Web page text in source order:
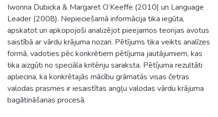
Iwonna Dubicka & Margaret O’Keeffe (2010) un Language
Leader (2008). Nepieciešamā informācija tika iegūta,
apskatot un apkopojoši analizējot pieejamos teorijas avotus
saistībā ar vārdu krājuma nozari. Pētījums tika veikts analīzes
formā, vadoties pēc konkrētiem pētījuma jautājumiem, kas
tika aizgūti no speciāla kritēriju saraksta. Pētījuma rezultāti
apliecina, ka konkrētajās mācību grāmatās visas četras
valodas prasmes ir iesaistītas angļu valodas vārdu krājuma
bagātināšanas procesā.